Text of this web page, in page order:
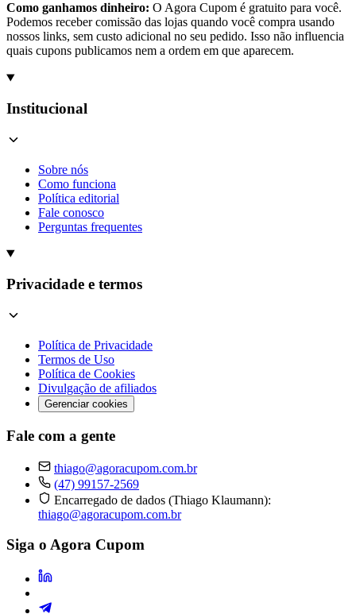
Como ganhamos dinheiro: O Agora Cupom é gratuito para você.
Podemos receber comissão das lojas quando você compra usando
nossos links, sem custo adicional no seu pedido. Isso não influencia
quais cupons publicamos nem a ordem em que aparecem.
Institucional
Sobre nós
Como funciona
Política editorial
Fale conosco
Perguntas frequentes
Privacidade e termos
Política de Privacidade
Termos de Uso
Política de Cookies
Divulgação de afiliados
Gerenciar cookies
Fale com a gente
thiago@agoracupom.com.br
(47) 99157-2569
Encarregado de dados (Thiago Klaumann):
thiago@agoracupom.com.br
Siga o Agora Cupom